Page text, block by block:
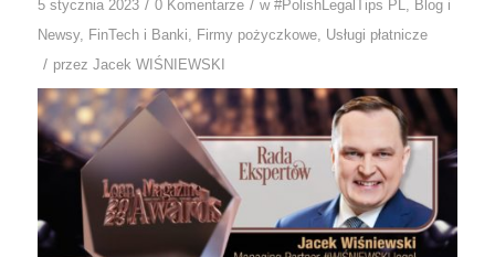
5 stycznia 2023 / 0 Komentarze / w #PolishLegalTips PL, Blog i
Newsy, FinTech i Banki, Firmy pożyczkowe, Usługi płatnicze
/ przez Jacek WIŚNIEWSKI